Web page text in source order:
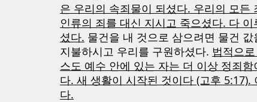
은 우리의 속죄물이 되셨다. 우리의 모
인류의 죄를 대신 지시고 죽으셨다. 다
셨다. 물건을 내 것으로 삼으려면 물건
지불하시고 우리를 구원하셨다. 법적으
스도 예수 안에 있는 자는 더 이상 정죄
다. 새 생활이 시작된 것이다 (고후 5:17).
다.